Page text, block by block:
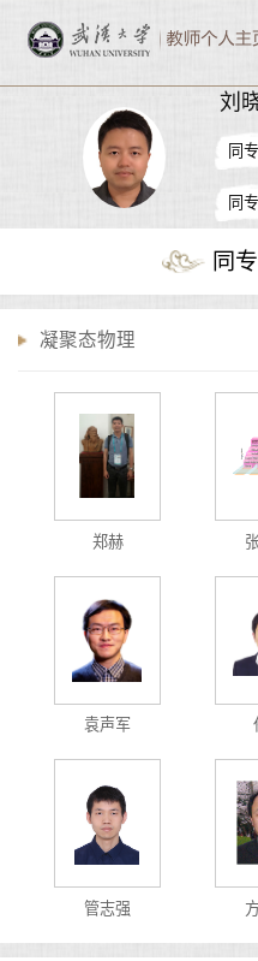
刘
同
同
同
凝聚态物理
郑赫
袁声军
管志强